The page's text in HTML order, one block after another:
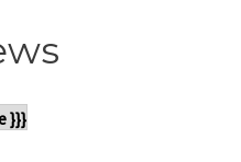
}}}